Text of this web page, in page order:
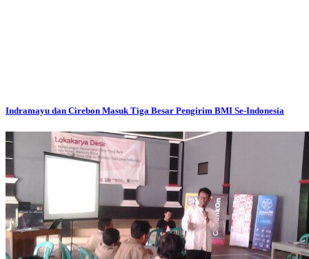
Indramayu dan Cirebon Masuk Tiga Besar Pengirim BMI Se-Indonesia